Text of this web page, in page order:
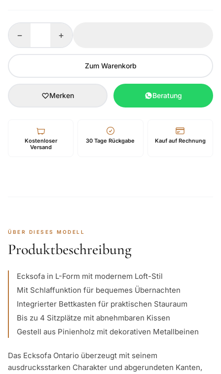
− +
Zum Warenkorb
Merken Beratung
Kostenloser
Versand
30 Tage Rückgabe Kauf auf Rechnung
ÜBER DIESES MODELL
Produktbeschreibung
Ecksofa in L-Form mit modernem Loft-Stil
Mit Schlaffunktion für bequemes Übernachten
Integrierter Bettkasten für praktischen Stauraum
Bis zu 4 Sitzplätze mit abnehmbaren Kissen
Gestell aus Pinienholz mit dekorativen Metallbeinen
Das Ecksofa Ontario überzeugt mit seinem
ausdrucksstarken Charakter und abgerundeten Kanten,